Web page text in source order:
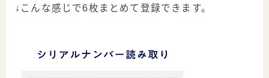
↓こんな感じで6枚まとめて登録できます。